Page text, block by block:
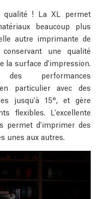
! La XL permet
beaucoup plus
autre imprimante de
une qualité
la surface d'impression.
performances
particulier avec des
jusqu'à 15°, et gère
flexibles. L'excellente
permet d'imprimer des
unes aux autres.